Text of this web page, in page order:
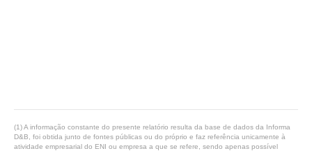
(1) A informação constante do presente relatório resulta da base de dados da Informa
D&B, foi obtida junto de fontes públicas ou do próprio e faz referência unicamente à
atividade empresarial do ENI ou empresa a que se refere, sendo apenas possível